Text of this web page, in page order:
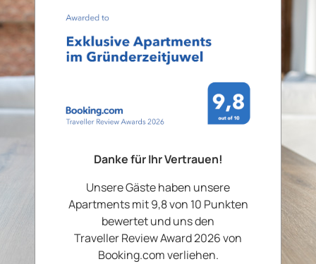
Danke für Ihr Vertrauen!
Unsere Gäste haben unsere
Apartments mit 9,8 von 10 Punkten
bewertet und uns den
Traveller Review Award 2026 von
Booking.com verliehen.